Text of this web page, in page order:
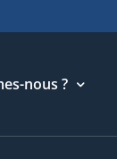
nous ?